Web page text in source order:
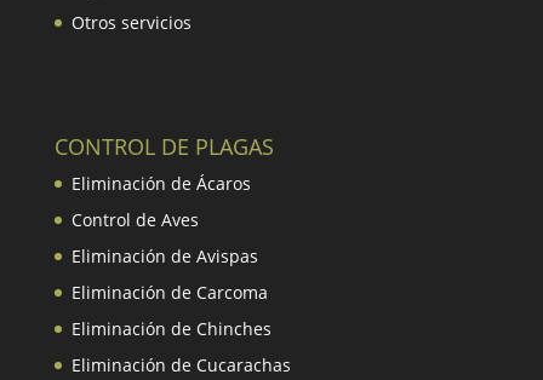
Otros servicios
CONTROL DE PLAGAS
Eliminación de Ácaros
Control de Aves
Eliminación de Avispas
Eliminación de Carcoma
Eliminación de Chinches
Eliminación de Cucarachas